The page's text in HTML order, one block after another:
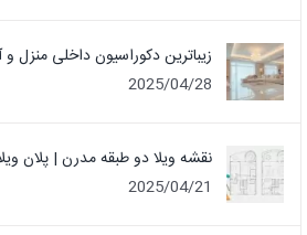
زیباترین دکوراسیون داخلی منزل و
2025/04/28
نقشه ویلا دو طبقه مدرن | پلان
2025/04/21